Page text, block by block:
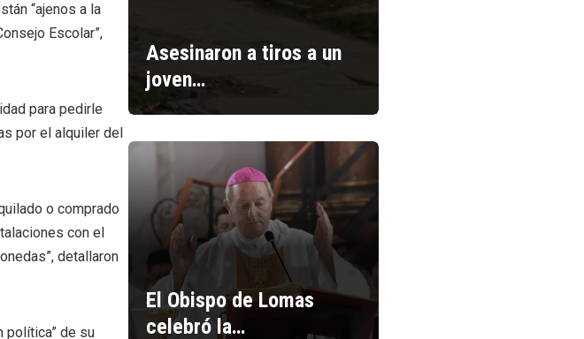
“ajenos a la
Escolar”,
para pedirle
por el alquiler del
o comprado
con el
detallaron
política” de su
Asesinaron a tiros a un
joven…
El Obispo de Lomas
celebró la…